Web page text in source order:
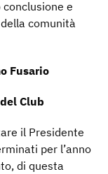
e
comunità
Fusario
Club
il Presidente
per l’anno
di questa